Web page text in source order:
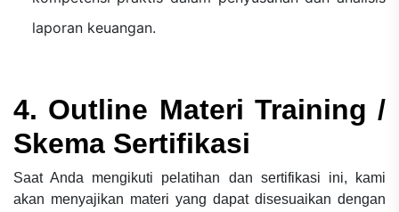
laporan keuangan.
4. Outline Materi Training /
Skema Sertifikasi
Saat Anda mengikuti pelatihan dan sertifikasi ini, kami
akan menyajikan materi yang dapat disesuaikan dengan